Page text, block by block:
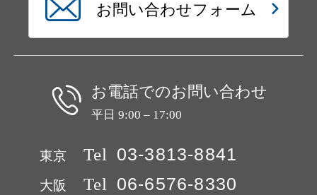
お問い合わせフォーム
お電話でのお問い合わせ
平日 9:00 – 17:00
東京 Tel 03-3813-8841
大阪 Tel 06-6576-8330